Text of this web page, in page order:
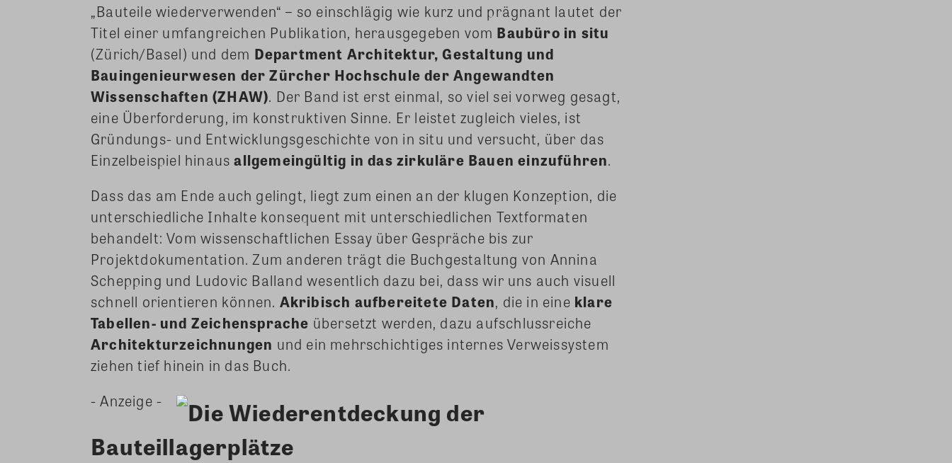
„Bauteile wiederverwenden“ – so einschlägig wie kurz und prägnant lautet der
Titel einer umfangreichen Publikation, herausgegeben vom Baubüro in situ
(Zürich/Basel) und dem Department Architektur, Gestaltung und
Bauingenieurwesen der Zürcher Hochschule der Angewandten
Wissenschaften (ZHAW). Der Band ist erst einmal, so viel sei vorweg gesagt,
eine Überforderung, im konstruktiven Sinne. Er leistet zugleich vieles, ist
Gründungs- und Entwicklungsgeschichte von in situ und versucht, über das
Einzelbeispiel hinausallgemeingültig in das zirkuläre Bauen einzuführen.
Dass das am Ende auch gelingt, liegt zum einen an der klugen Konzeption, die
unterschiedliche Inhalte konsequent mit unterschiedlichen Textformaten
behandelt: Vom wissenschaftlichen Essay über Gespräche bis zur
Projektdokumentation. Zum anderen trägt die Buchgestaltung von Annina
Schepping und Ludovic Balland wesentlich dazu bei, dass wir uns auch visuell
schnell orientieren können. Akribisch aufbereitete Daten, die in eine klare
Tabellen- und Zeichensprache übersetzt werden, dazu aufschlussreiche
Architekturzeichnungen und ein mehrschichtiges internes Verweissystem
ziehen tief hinein in das Buch.
- Anzeige -
Die Wiederentdeckung der
Bauteillagerplätze